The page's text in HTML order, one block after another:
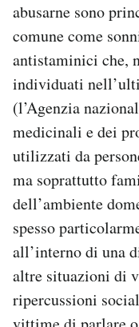
abusarne sono
comune come
antistaminici che,
individuati
(l’Agenzia
medicinali e dei
utilizzati da
ma soprattutto
dell’ambiente
spesso
all’interno di una
altre situazioni di
ripercussioni